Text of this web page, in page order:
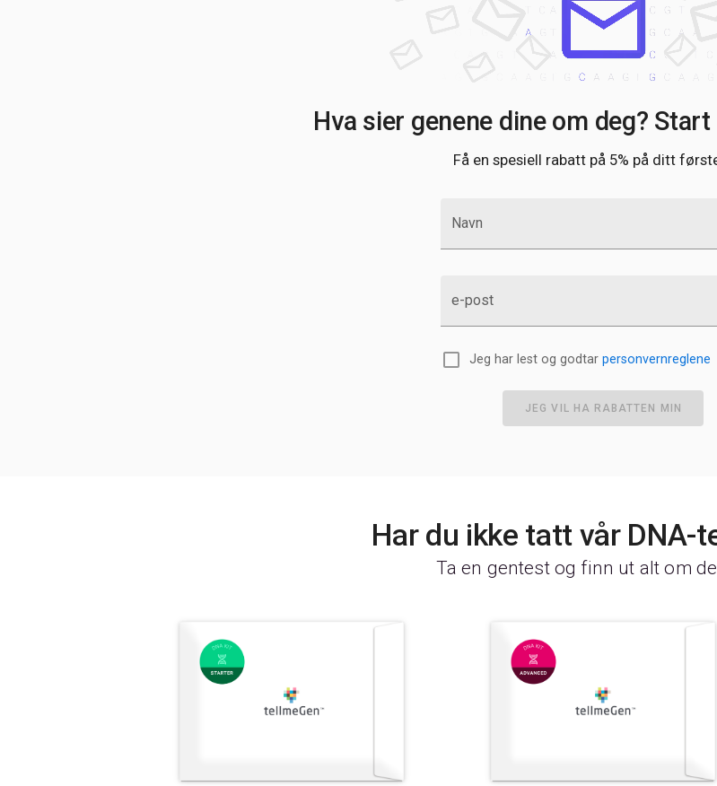
Hva sier genene dine om deg?
Få en spesiell rabatt på 5% på ditt
Navn
e-post
Jeg har lest og godtar personvernreglene
JEG VIL HA RABATTEN MIN
Har du ikke tatt vår DNA-
Ta en gentest og finn ut alt om